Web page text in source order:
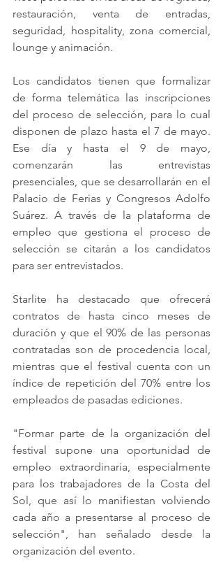
restauración, venta de entradas,
seguridad, hospitality, zona comercial,
lounge y animación.
Los candidatos tienen que formalizar
de forma telemática las inscripciones
del proceso de selección, para lo cual
disponen de plazo hasta el 7 de mayo.
Ese día y hasta el 9 de mayo,
comenzarán las entrevistas
presenciales, que se desarrollarán en el
Palacio de Ferias y Congresos Adolfo
Suárez. A través de la plataforma de
empleo que gestiona el proceso de
selección se citarán a los candidatos
para ser entrevistados.
Starlite ha destacado que ofrecerá
contratos de hasta cinco meses de
duración y que el 90% de las personas
contratadas son de procedencia local,
mientras que el festival cuenta con un
índice de repetición del 70% entre los
empleados de pasadas ediciones.
"Formar parte de la organización del
festival supone una oportunidad de
empleo extraordinaria, especialmente
para los trabajadores de la Costa del
Sol, que así lo manifiestan volviendo
cada año a presentarse al proceso de
selección", han señalado desde la
organización del evento.